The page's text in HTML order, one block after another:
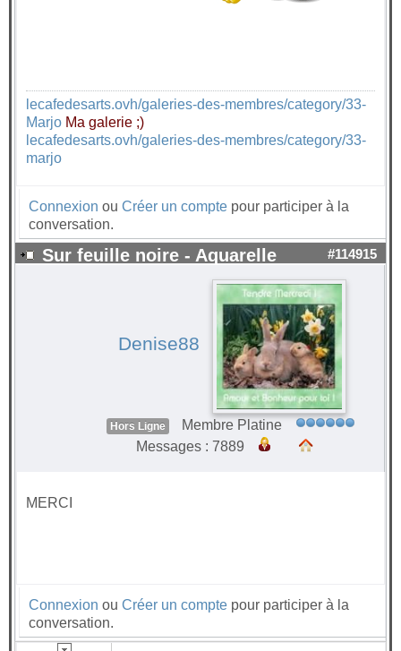
lecafedesarts.ovh/galeries-des-membres/category/33-
Marjo Ma galerie ;)
lecafedesarts.ovh/galeries-des-membres/category/33-
marjo
Connexion ou Créer un compte pour participer à la
conversation.
Sur feuille noire - Aquarelle #114915
Denise88
Hors Ligne
Membre Platine
Messages : 7889
MERCI
Connexion ou Créer un compte pour participer à la
conversation.